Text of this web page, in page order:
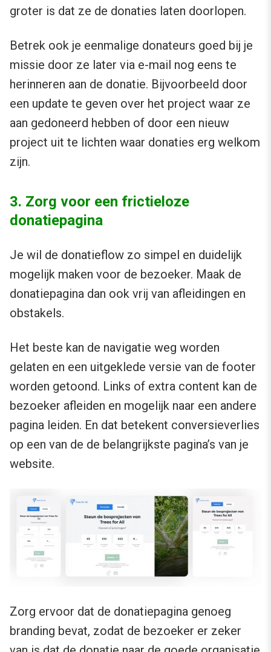
groter is dat ze de donaties laten doorlopen.
Betrek ook je eenmalige donateurs goed bij je
missie door ze later via e-mail nog eens te
herinneren aan de donatie. Bijvoorbeeld door
een update te geven over het project waar ze
aan gedoneerd hebben of door een nieuw
project uit te lichten waar donaties erg welkom
zijn.
3. Zorg voor een frictieloze
donatiepagina
Je wil de donatieflow zo simpel en duidelijk
mogelijk maken voor de bezoeker. Maak de
donatiepagina dan ook vrij van afleidingen en
obstakels.
Het beste kan de navigatie weg worden
gelaten en een uitgeklede versie van de footer
worden getoond. Links of extra content kan de
bezoeker afleiden en mogelijk naar een andere
pagina leiden. En dat betekent conversieverlies
op een van de de belangrijkste pagina’s van je
website.
Zorg ervoor dat de donatiepagina genoeg
branding bevat, zodat de bezoeker er zeker